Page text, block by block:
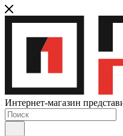
Интернет-магазин